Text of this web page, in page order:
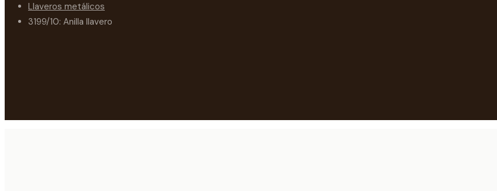
Llaveros metálicos
3199/10: Anilla llavero